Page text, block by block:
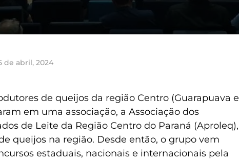
de abril, 2024
de queijos da região Centro (Guarapuava e
em uma associação, a Associação dos
de Leite da Região Centro do Paraná (Aproleq),
queijos na região. Desde então, o grupo vem
estaduais, nacionais e internacionais pela